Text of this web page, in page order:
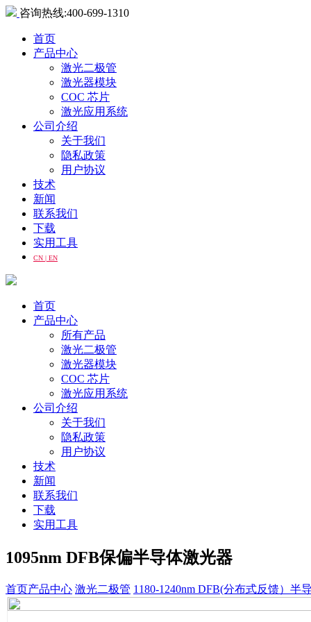
咨询热线:400-699-1310
首页
产品中心
激光二极管
激光器模块
COC 芯片
激光应用系统
公司介绍
关于我们
隐私政策
用户协议
技术
新闻
联系我们
下载
实用工具
CN | EN
首页
产品中心
所有产品
激光二极管
激光器模块
COC 芯片
激光应用系统
公司介绍
关于我们
隐私政策
用户协议
技术
新闻
联系我们
下载
实用工具
1095nm DFB保偏半导体激光器
首页产品中心 激光二极管 1180-1240nm DFB(分布式反馈）半